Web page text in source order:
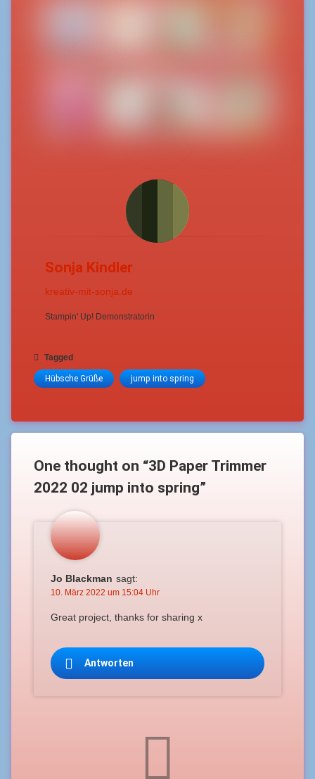
Sonja Kindler
kreativ-mit-sonja.de
Stampin' Up! Demonstratorin
Tagged
Hübsche Grüße jump into spring
One thought on “3D Paper Trimmer
2022 02 jump into spring”
Jo Blackman sagt:
10. März 2022 um 15:04 Uhr
Great project, thanks for sharing x
Antworten